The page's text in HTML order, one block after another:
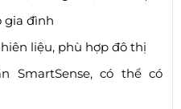
gia đình
liệu, phù hợp đô thị
SmartSense, có thể có